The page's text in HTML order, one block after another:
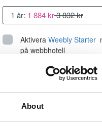
About
1 år: 1 884 kr3 832 kr
Aktivera Weebly Starter
på webbhotell
Upp till 10 hemsidor/domäner
utrymme
4 CPU, 4GB RAM ~200K besökare/